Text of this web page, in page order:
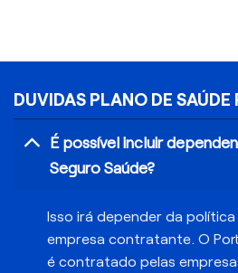
DUVIDAS PLANO DE SAÚDE
É possível incluir
Seguro Saúde?
Isso irá depender da
empresa contratante. O
é contratado pelas